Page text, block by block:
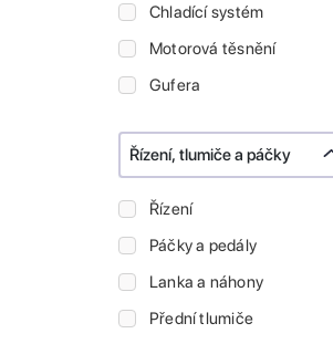
Chladící systém
Motorová těsnění
Gufera
Řízení, tlumiče a páčky
Řízení
Páčky a pedály
Lanka a náhony
Přední tlumiče